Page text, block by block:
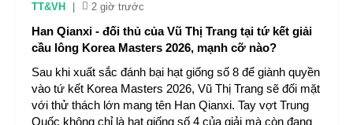
TT&VH 2 giờ trước
Han Qianxi - đối thủ của Vũ Thị Trang tại tứ kết giải
cầu lông Korea Masters 2026, mạnh cỡ nào?
Sau khi xuất sắc đánh bại hạt giống số 8 để giành quyền
vào tứ kết Korea Masters 2026, Vũ Thị Trang sẽ đối mặt
với thử thách lớn mang tên Han Qianxi. Tay vợt Trung
Quốc không chỉ là hạt giống số 4 của giải mà còn đang